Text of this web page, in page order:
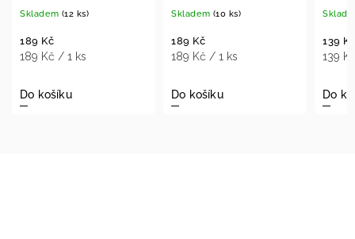
Skladem
189 Kč / 1 ks
Skladem
139 Kč / 1 ks